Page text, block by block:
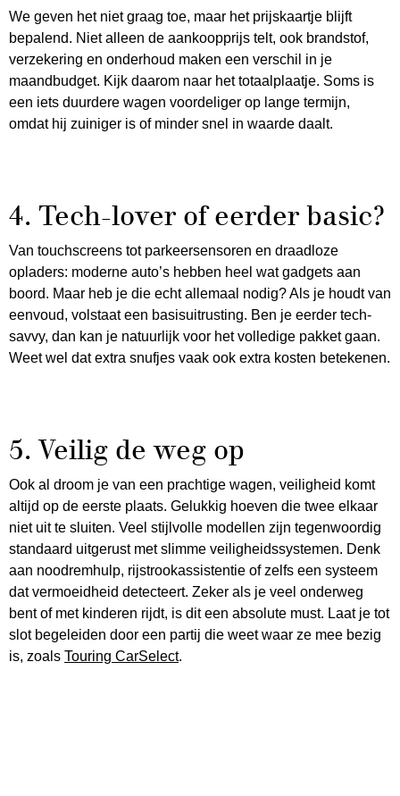
We geven het niet graag toe, maar het prijskaartje blijft
bepalend. Niet alleen de aankoopprijs telt, ook brandstof,
verzekering en onderhoud maken een verschil in je
maandbudget. Kijk daarom naar het totaalplaatje. Soms is
een iets duurdere wagen voordeliger op lange termijn,
omdat hij zuiniger is of minder snel in waarde daalt.
4. Tech-lover of eerder basic?
Van touchscreens tot parkeersensoren en draadloze
opladers: moderne auto’s hebben heel wat gadgets aan
boord. Maar heb je die echt allemaal nodig? Als je houdt van
eenvoud, volstaat een basisuitrusting. Ben je eerder tech-
savvy, dan kan je natuurlijk voor het volledige pakket gaan.
Weet wel dat extra snufjes vaak ook extra kosten betekenen.
5. Veilig de weg op
Ook al droom je van een prachtige wagen, veiligheid komt
altijd op de eerste plaats. Gelukkig hoeven die twee elkaar
niet uit te sluiten. Veel stijlvolle modellen zijn tegenwoordig
standaard uitgerust met slimme veiligheidssystemen. Denk
aan noodremhulp, rijstrookassistentie of zelfs een systeem
dat vermoeidheid detecteert. Zeker als je veel onderweg
bent of met kinderen rijdt, is dit een absolute must. Laat je tot
slot begeleiden door een partij die weet waar ze mee bezig
is, zoals Touring CarSelect.